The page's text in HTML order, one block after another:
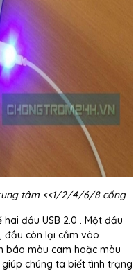
tâm <<1/2/4/6/8 cổng
đầu USB 2.0 . Một đầu
đầu còn lại cắm vào
báo màu cam hoặc màu
chúng ta biết tình trạng